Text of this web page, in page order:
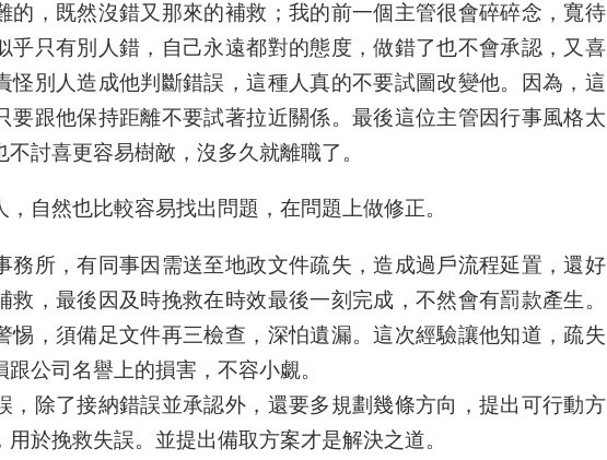
的，既然沒錯又那來的補救；我的前一個主管很會碎碎念，寬待
乎只有別人錯，自己永遠都對的態度，做錯了也不會承認，又喜
怪別人造成他判斷錯誤，這種人真的不要試圖改變他。因為，這
要跟他保持距離不要試著拉近關係。最後這位主管因行事風格太
討喜更容易樹敵，沒多久就離職了。
自然也比較容易找出問題，在問題上做修正。
務所，有同事因需送至地政文件疏失，造成過戶流程延置，還好
救，最後因及時挽救在時效最後一刻完成，不然會有罰款產生。
惕，須備足文件再三檢查，深怕遺漏。這次經驗讓他知道，疏失
公司名譽上的損害，不容小覷。
，除了接納錯誤並承認外，還要多規劃幾條方向，提出可行動方
於挽救失誤。並提出備取方案才是解決之道。